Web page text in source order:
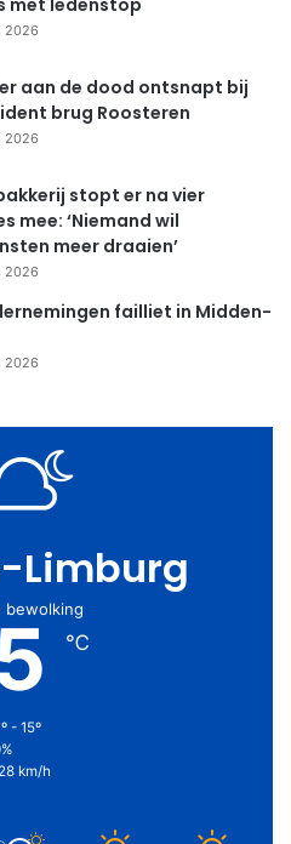
2026
aan de dood ontsnapt bij
brug Roosteren
2026
stopt er na vier
mee: ‘Niemand wil
meer draaien’
2026
failliet in Midden-
2026
Limburg
bewolking
℃
- 15º
km/h